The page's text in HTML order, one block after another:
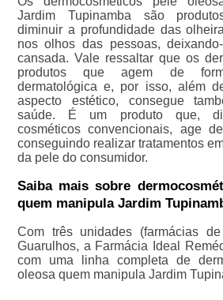
Jardim Tupinamba são
diminuir a profundidade das
nos olhos das pessoas,
cansada. Vale ressaltar que os
produtos que agem de
dermatológica e, por isso, além
aspecto estético, consegue
saúde. É um produto que,
cosméticos convencionais, age
conseguindo realizar tratamentos
da pele do consumidor.
Saiba mais sobre
quem manipula Jardim
Com três unidades (farmácias
Guarulhos, a Farmácia Ideal
com uma linha completa de
oleosa quem manipula Jardim